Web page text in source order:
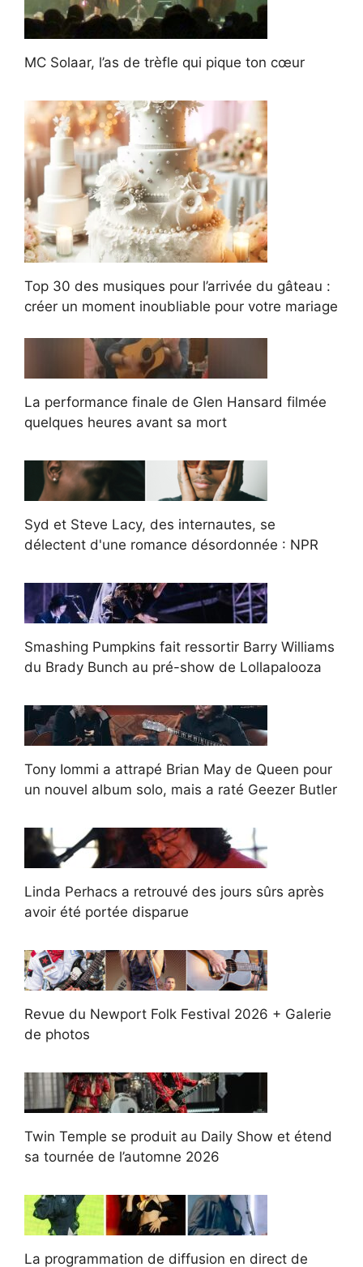
MC Solaar, l’as de trèfle qui pique ton cœur
Top 30 des musiques pour l’arrivée du gâteau :
créer un moment inoubliable pour votre mariage
La performance finale de Glen Hansard filmée
quelques heures avant sa mort
Syd et Steve Lacy, des internautes, se
délectent d'une romance désordonnée : NPR
Smashing Pumpkins fait ressortir Barry Williams
du Brady Bunch au pré-show de Lollapalooza
Tony Iommi a attrapé Brian May de Queen pour
un nouvel album solo, mais a raté Geezer Butler
Linda Perhacs a retrouvé des jours sûrs après
avoir été portée disparue
Revue du Newport Folk Festival 2026 + Galerie
de photos
Twin Temple se produit au Daily Show et étend
sa tournée de l’automne 2026
La programmation de diffusion en direct de